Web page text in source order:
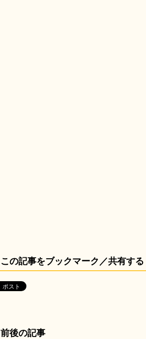
この記事をブックマーク／共有する
前後の記事